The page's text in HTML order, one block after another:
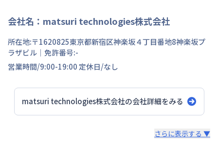
会社名： matsuri technologies株式会社
所在地:〒1620825東京都新宿区神楽坂４丁目番地8神楽坂プ
ラザビル ｜免許番号:-
営業時間/9:00-19:00 定休日/なし
matsuri technologies株式会社の会社詳細をみる
さらに表示する ▼